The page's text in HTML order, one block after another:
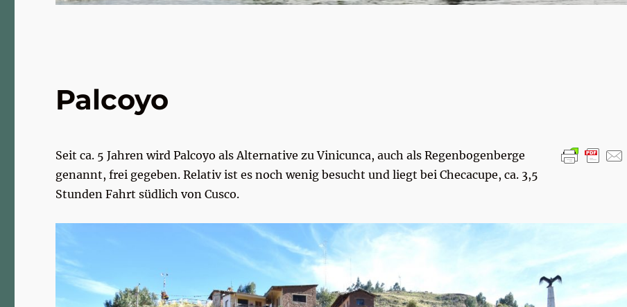
Palcoyo
Seit ca. 5 Jahren wird Palcoyo als Alternative zu Vinicunca, auch als Regenbogenberge
genannt, frei gegeben. Relativ ist es noch wenig besucht und liegt bei Checacupe, ca. 3,5
Stunden Fahrt südlich von Cusco.